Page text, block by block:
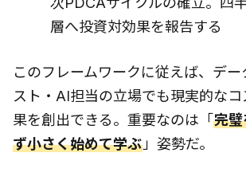
層へ投資対効果を報告する
このフレームワークに従えば、デー
スト・AI担当の立場でも現実的な
果を創出できる。重要なのは「完璧
ず小さく始めて学ぶ」姿勢だ。